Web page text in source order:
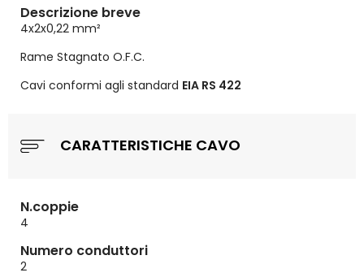
Descrizione breve
4x2x0,22 mm²
Rame Stagnato O.F.C.
Cavi conformi agli standard EIA RS 422
CARATTERISTICHE CAVO
N.coppie
4
Numero conduttori
2